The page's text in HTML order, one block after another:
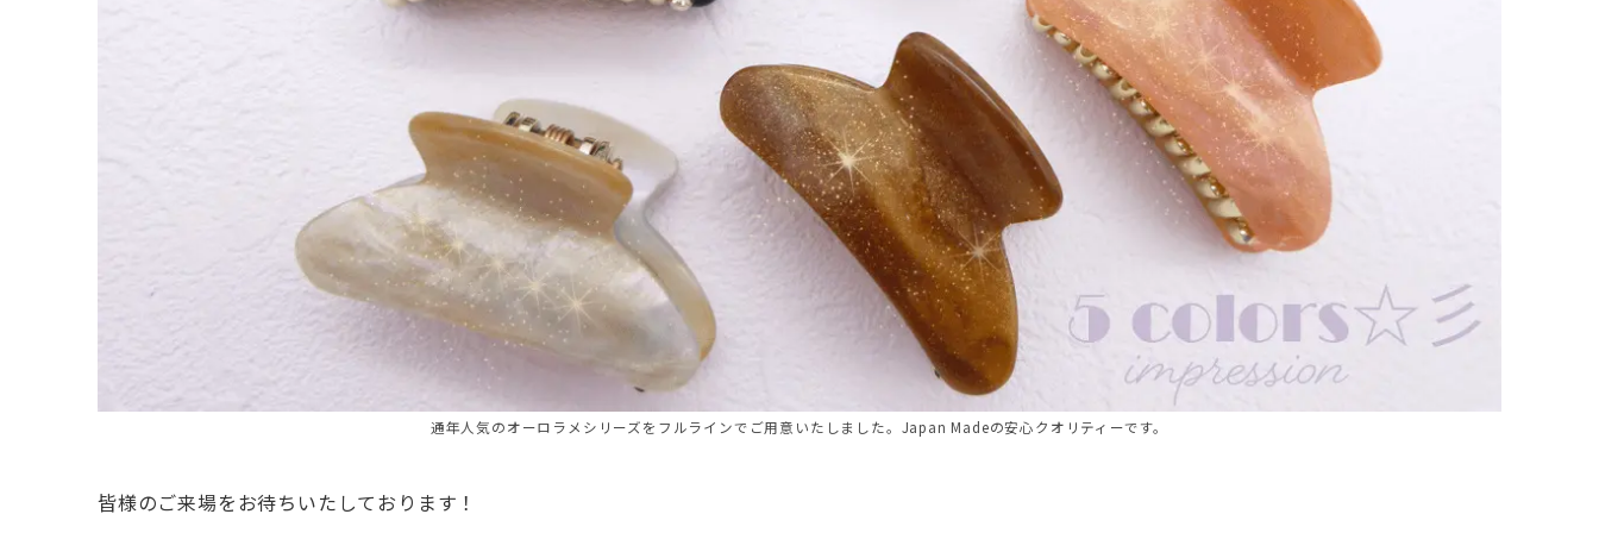
通年人気のオーロラメシリーズをフルラインでご用意いたしました。Japan Madeの安心クオリティーです。
皆様のご来場をお待ちいたしております！